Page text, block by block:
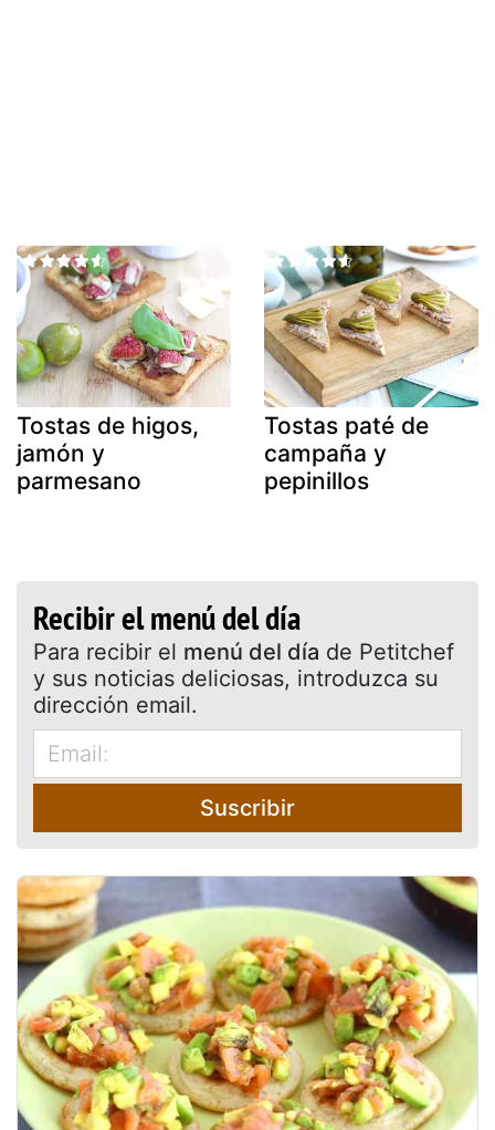
Tostas de higos,
jamón y
parmesano
Tostas paté de
campaña y
pepinillos
Recibir el menú del día
Para recibir el menú del día de Petitchef
y sus noticias deliciosas, introduzca su
dirección email.
Suscribir